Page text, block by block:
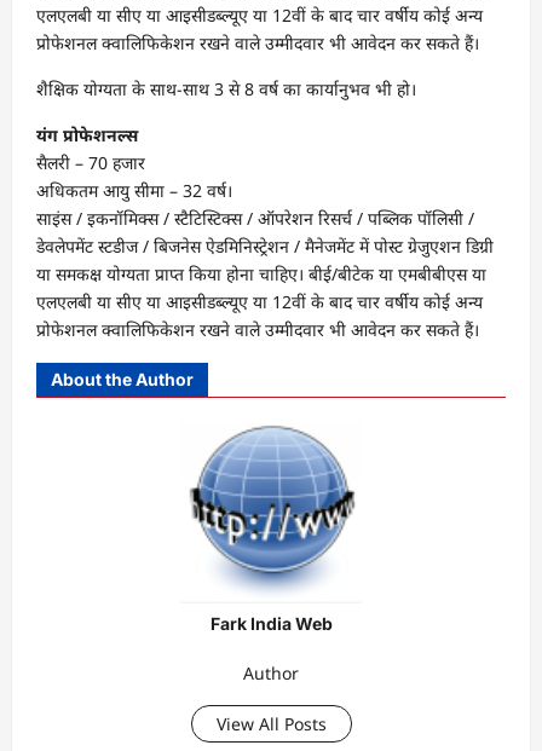
एलएलबी या सीए या आइसीडब्ल्यूए या 12वीं के बाद चार वर्षीय कोई अन्य
प्रोफेशनल क्वालिफिकेशन रखने वाले उम्मीदवार भी आवेदन कर सकते हैं।
शैक्षिक योग्यता के साथ-साथ 3 से 8 वर्ष का कार्यानुभव भी हो।
यंग प्रोफेशनल्स
सैलरी – 70 हजार
अधिकतम आयु सीमा – 32 वर्ष।
साइंस / इकनॉमिक्स / स्टैटिस्टिक्स / ऑपरेशन रिसर्च / पब्लिक पॉलिसी /
डेवलेपमेंट स्टडीज / बिजनेस ऐडमिनिस्ट्रेशन / मैनेजमेंट में पोस्ट ग्रेजुएशन डिग्री
या समकक्ष योग्यता प्राप्त किया होना चाहिए। बीई/बीटेक या एमबीबीएस या
एलएलबी या सीए या आइसीडब्ल्यूए या 12वीं के बाद चार वर्षीय कोई अन्य
प्रोफेशनल क्वालिफिकेशन रखने वाले उम्मीदवार भी आवेदन कर सकते हैं।
About the Author
Fark India Web
Author
View All Posts